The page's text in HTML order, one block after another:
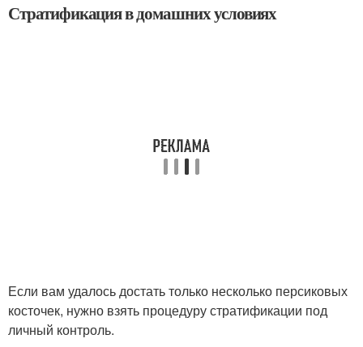
Стратификация в домашних условиях
Если вам удалось достать только несколько персиковых
косточек, нужно взять процедуру стратификации под
личный контроль.